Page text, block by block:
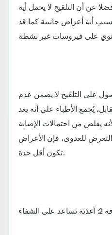
عن أن التلقيح لا يحمل أية
أية أعراض جانبية كما قد
على التلقيح لا يضمن عدم
يُجمع الأطباء على أنه يعد
يقلص من احتمالات الإصابة
التعرض للعدوى، فإن الأعراض
تكون أقل حدة.
الشفاء